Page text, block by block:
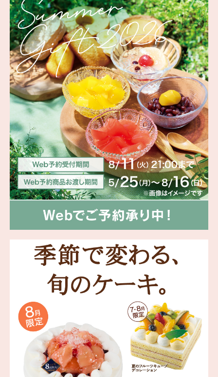
岳や末広がりを意味す
つ時」という意味を込
。雄大な八ヶ岳山麓の自
れる、こだわりのスイー
海外 Overseas shops
Malaysia
UAE
Thailand